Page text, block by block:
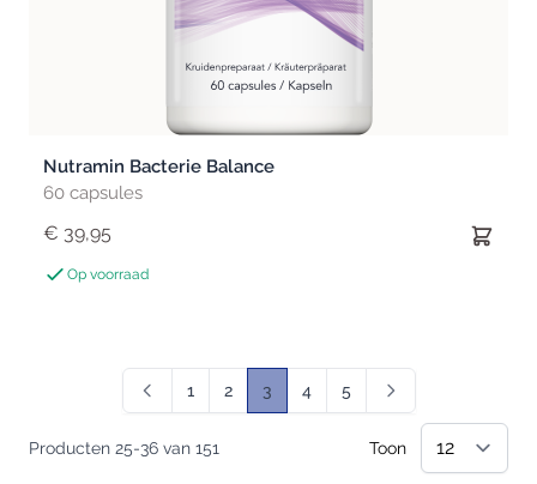
Nutramin Bacterie Balance
60 capsules
€ 39,95
Op voorraad
Producten 25-36 van 151
Pagina
1
Pagina
2
U lees momenteel pagina
3
Pagina
4
Pagina
5
Toon